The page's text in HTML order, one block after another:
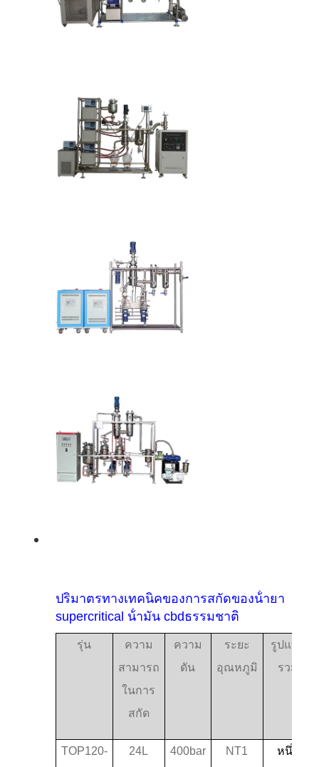
ปริมาตรทางเทคนิคของการสกัดของน้ํายา
supercritical น้ํามัน cbdธรรมชาติ
รุ่น
ความ
สามารถ
ในการ
สกัด
ความ
ดัน
ระยะ
อุณหภูมิ
รูปแบบ
รวม
TOP120-
24L 400bar
NT1
หนึ่ง